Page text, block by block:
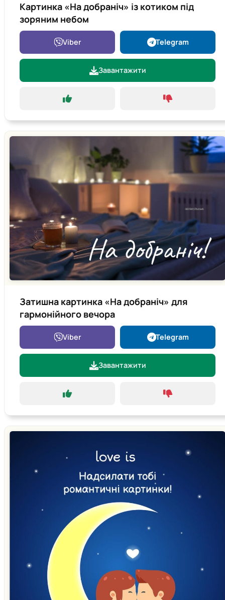
Картинка «На добраніч» із котиком під
зоряним небом
Viber Telegram
Завантажити
Затишна картинка «На добраніч» для
гармонійного вечора
Viber Telegram
Завантажити